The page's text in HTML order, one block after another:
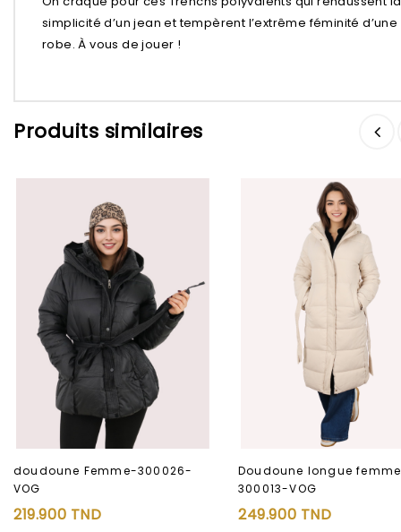
simplicité d’un jean et tempèrent l’extrême féminité d’une
robe. À vous de jouer !
Produits similaires
doudoune Femme-300026-
VOG
219.900 TND
Doudoune longue
300013-VOG
249.900 TND